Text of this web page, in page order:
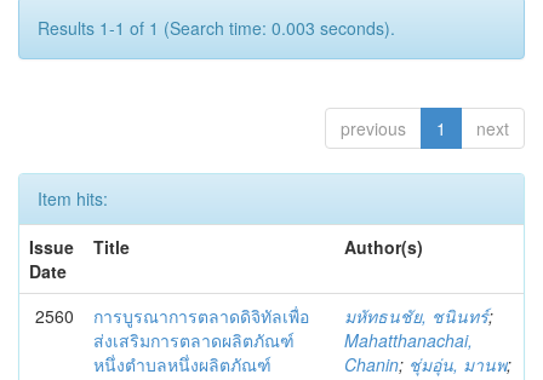
Results 1-1 of 1 (Search time: 0.003 seconds).
previous 1 next
Item hits:
Issue
Date
Title Author(s)
2560
การบูรณาการตลาดดิจิทัลเพื่อ
ส่งเสริมการตลาดผลิตภัณฑ์
หนึ่งตำบลหนึ่งผลิตภัณฑ์
มหัทธนชัย, ชนินทร์;
Mahatthanachai,
Chanin; ชุ่มอุ่น, มานพ;